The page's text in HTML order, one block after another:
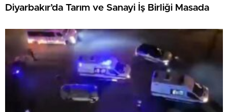
Diyarbakır’da Tarım ve Sanayi İş Birliği Masada